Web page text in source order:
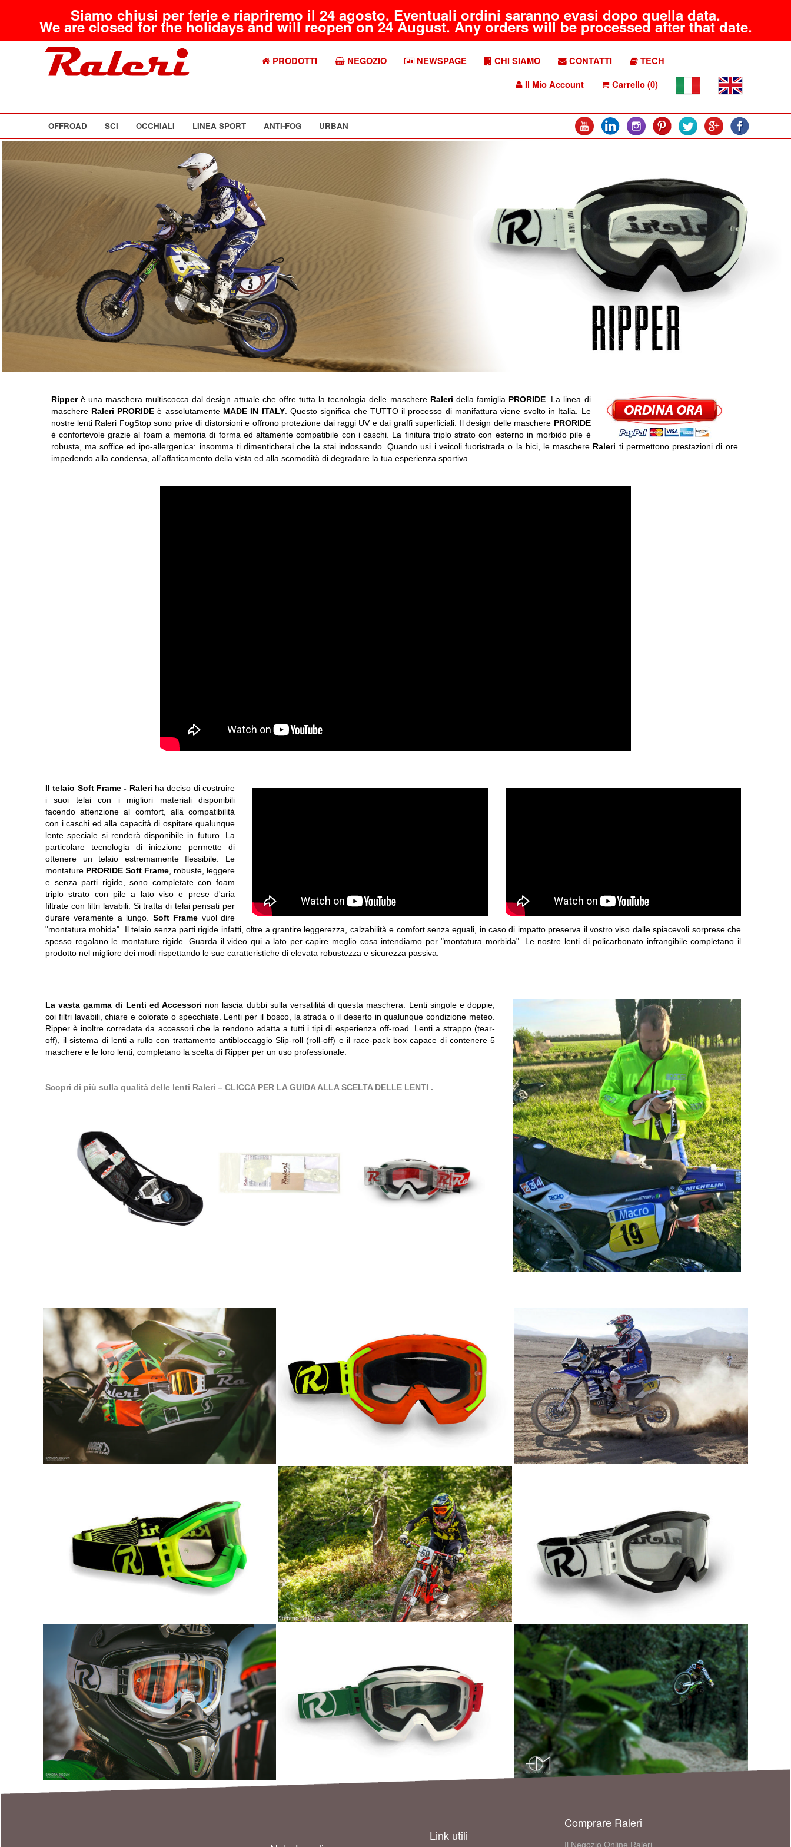
Siamo chiusi per ferie e riapriremo il 24 agosto. Eventuali ordini saranno evasi dopo quella data.
We are closed for the holidays and will reopen on 24 August. Any orders will be processed after that date.
PRODOTTI NEGOZIO NEWSPAGE CHI SIAMO CONTATTI
TECH
Il Mio Account
Carrello (0)
OFFROAD SCI OCCHIALI LINEA SPORT ANTI-FOG URBAN
Ripper è una maschera multiscocca dal design attuale che offre tutta la tecnologia delle maschere Raleri della famiglia PRORIDE . La linea di
maschere Raleri PRORIDE è assolutamente MADE IN ITALY. Questo significa che TUTTO il processo di manifattura viene svolto in Italia. Le
nostre lenti Raleri FogStop sono prive di distorsioni e offrono protezione dai raggi UV e dai graffi superficiali. Il design delle maschere PRORIDE
è confortevole grazie al foam a memoria di forma ed altamente compatibile con i caschi. La finitura triplo strato con esterno in morbido pile è
robusta, ma soffice ed ipo-allergenica: insomma ti dimenticherai che la stai indossando. Quando usi i veicoli fuoristrada o la bici, le maschere Raleri ti permettono prestazioni di ore
impedendo alla condensa, all'affaticamento della vista ed alla scomodità di degradare la tua esperienza sportiva.
Il telaio Soft Frame - Raleri ha deciso di costruire
i suoi telai con i migliori materiali disponibili
facendo attenzione al comfort, alla compatibilità
con i caschi ed alla capacità di ospitare qualunque
lente speciale si renderà disponibile in futuro. La
particolare tecnologia di iniezione permette di
ottenere un telaio estremamente flessibile. Le
montature PRORIDE Soft Frame , robuste, leggere
e senza parti rigide, sono completate con foam
triplo strato con pile a lato viso e prese d'aria
filtrate con filtri lavabili. Si tratta di telai pensati per
durare veramente a lungo. Soft Frame vuol dire
"montatura mobida". Il telaio senza parti rigide infatti, oltre a grantire leggerezza, calzabilità e comfort senza eguali, in caso di impatto preserva il vostro viso dalle spiacevoli sorprese che
spesso regalano le montature rigide. Guarda il video qui a lato per capire meglio cosa intendiamo per "montatura morbida". Le nostre lenti di policarbonato infrangibile completano il
prodotto nel migliore dei modi rispettando le sue caratteristiche di elevata robustezza e sicurezza passiva.
La vasta gamma di Lenti ed Accessori non lascia dubbi sulla versatilità di questa maschera. Lenti singole e doppie,
coi filtri lavabili, chiare e colorate o specchiate. Lenti per il bosco, la strada o il deserto in qualunque condizione meteo.
Ripper è inoltre corredata da accessori che la rendono adatta a tutti i tipi di esperienza off-road. Lenti a strappo (tear-
off), il sistema di lenti a rullo con trattamento antibloccaggio Slip-roll (roll-off) e il race-pack box capace di contenere 5
maschere e le loro lenti, completano la scelta di Ripper per un uso professionale.
Scopri di più sulla qualità delle lenti Raleri – CLICCA PER LA GUIDA ALLA SCELTA DELLE LENTI .
Link utili
Comprare Raleri
Il Negozio Online Raleri